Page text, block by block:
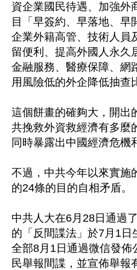
資企業國民待遇、加強外
目「早簽約、早落地、早
企業外籍高管、技術人員
留便利、提高外國人永久
金融服務、醫療保障、網
用風險低的外企降低抽查
這個餅畫的確夠大，開出
共挽救外資救經濟有多麼
同時暴露出中國經濟危機
不過，中共今年以來實施
的24條的目的自相矛盾。
中共人大在6月28日通過
的「反間諜法」於7月1日
全部8月1日通過微信發佈
民舉報間諜，並宣佈舉報